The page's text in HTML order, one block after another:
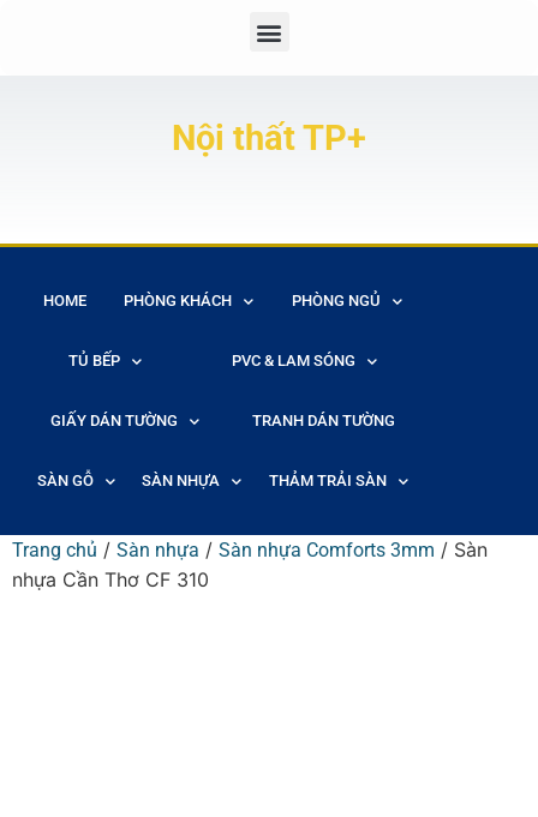
Nội thất TP+
HOME PHÒNG KHÁCH PHÒNG NGỦ
TỦ BẾP PVC & LAM SÓNG
GIẤY DÁN TƯỜNG TRANH DÁN TƯỜNG
SÀN GỖ SÀN NHỰA THẢM TRẢI SÀN
Trang chủ / Sàn nhựa / Sàn nhựa Comforts 3mm / Sàn
nhựa Cần Thơ CF 310